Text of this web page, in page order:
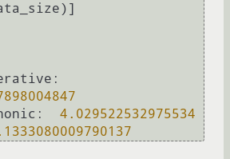
4.029522532975534